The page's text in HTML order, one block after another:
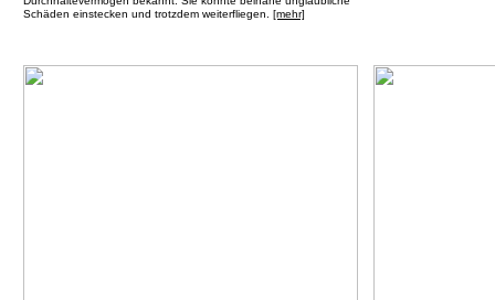
Schäden einstecken und trotzdem weiterfliegen. [mehr]